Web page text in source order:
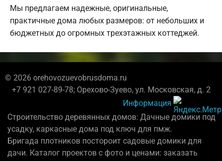
Мы предлагаем надежные, оригинальные,
практичные дома любых размеров: от небольших и
бюджетных до огромных трехэтажных коттеджей.
© 2026 orehovozuevobrusdoma.ru
+7 921 027-89-78; Орехово-Зуево, ул. Московская, д. 2
Информация
Строительство деревянных домов: Дачные домики под
усадку, каркасные дома под ключ для пмж.
Бригада плотников постороит садовые домики для
дачи. Каталог проектов с фото и ценами: заказать